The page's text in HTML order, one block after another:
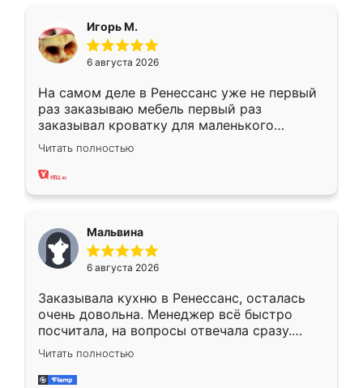
Игорь М.
6 августа 2026
На самом деле в Ренессанс уже не первый
раз заказываю мебель первый раз
заказывал кроватку для маленького
ребёнка при его рождении ,во второй раз
заказал шкаф-купе. По качеству очень
хорошее сборка достаточно быстрая,
меньше, здесь же он более разнообразный.
Мне нравится ,если что-то потребуется из
мебели буду заказывать только здесь.
Читать полностью
Мальвина
6 августа 2026
Заказывала кухню в Ренессанс, осталась
очень довольна. Менеджер всё быстро
посчитала, на вопросы отвечала сразу.
Замерщик приехал в субботу, подошёл к
делу со всей ответственностью. Собрали
за день, ребята работали аккуратно, даже
Читать полностью